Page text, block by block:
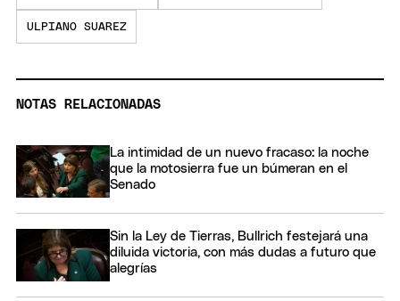
ULPIANO SUAREZ
NOTAS RELACIONADAS
La intimidad de un nuevo fracaso: la noche
que la motosierra fue un búmeran en el
Senado
Sin la Ley de Tierras, Bullrich festejará una
diluida victoria, con más dudas a futuro que
alegrías